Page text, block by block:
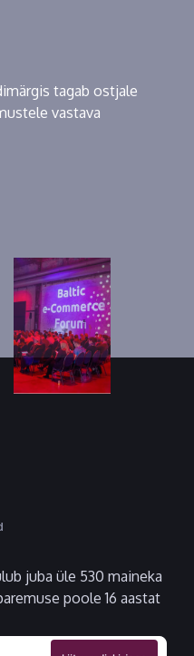
tagab ostjale
vastava
juba üle 530 maineka
poole 16 aastat